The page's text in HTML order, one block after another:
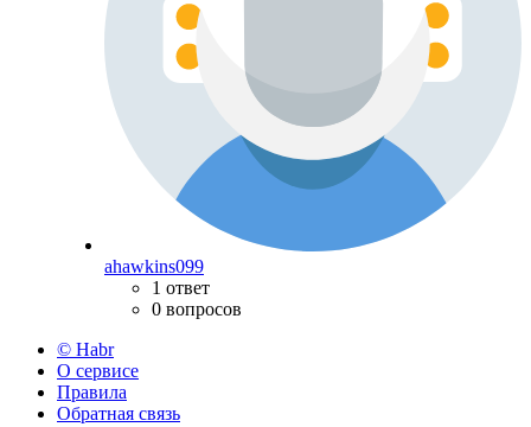
ahawkins099
1 ответ
0 вопросов
© Habr
О сервисе
Правила
Обратная связь